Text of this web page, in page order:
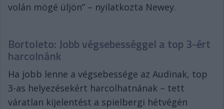
volán mögé üljön” – nyilatkozta Newey.
Bortoleto: Jobb végsebességgel a top 3-ért
harcolnánk
Ha jobb lenne a végsebessége az Audinak, top
3-as helyezésekért harcolhatnának – tett
váratlan kijelentést a spielbergi hétvégén